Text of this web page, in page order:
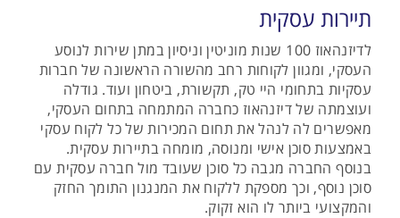
תיירות עסקית
לדיזנהאוז 100 שנות מוניטין וניסיון במתן שירות לנוסע
העסקי, ומגוון לקוחות רחב מהשורה הראשונה של חברות
עסקיות בתחומי היי טק, תקשורת, ביטחון ועוד. גודלה
ועוצמתה של דיזנהאוז כחברה המתמחה בתחום העסקי,
מאפשרים לה לנהל את תחום המכירות של כל לקוח עסקי
באמצעות סוכן אישי ומנוסה, מומחה בתיירות עסקית.
בנוסף החברה מגבה כל סוכן שעובד מול חברה עסקית עם
סוכן נוסף, וכך מספקת ללקוח את המנגנון התומך החזק
והמקצועי ביותר לו הוא זקוק.